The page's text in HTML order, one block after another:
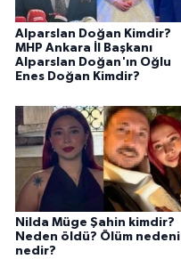
Alparslan Doğan Kimdir?
MHP Ankara İl Başkanı
Alparslan Doğan'ın Oğlu
Enes Doğan Kimdir?
Nilda Müge Şahin kimdir?
Neden öldü? Ölüm nedeni
nedir?